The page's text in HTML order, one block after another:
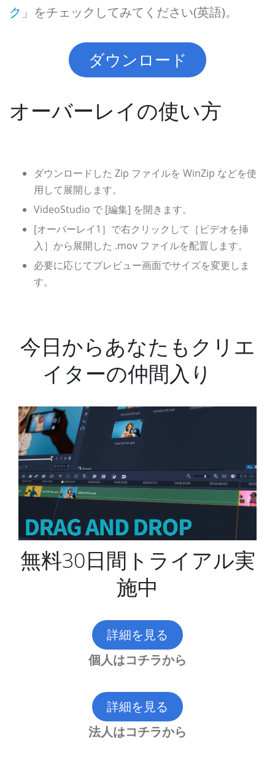
ク 」をチェックしてみてください(英語)。
ダウンロード
オーバーレイの使い方
ダウンロードした Zip ファイルを WinZip などを使
用して展開します。
VideoStudio で [編集] を開きます。
[オーバーレイ1］で右クリックして［ピデオを挿
入］から展開した .mov ファイルを配置します。
必要に応じてプレビュー画面でサイズを変更しま
す。
今日からあなたもクリエ
イターの仲間入り
無料30日間トライアル実
施中
詳細を見る
個人はコチラから
詳細を見る
法人はコチラから